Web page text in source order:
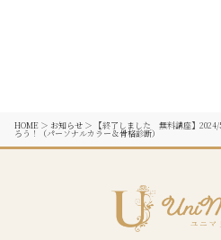
HOME＞ お知らせ＞ 【終了しました 無料講座】
ろう！（パーソナルカラー＆骨格診断）